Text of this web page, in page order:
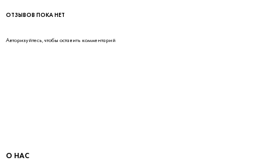
ОТЗЫВОВ ПОКА НЕТ
Авторизуйтесь, чтобы оставить комментарий
О НАС